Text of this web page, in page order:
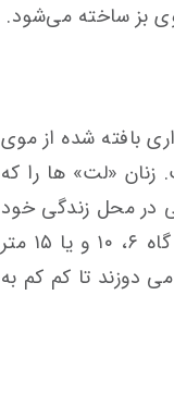
بز ساخته می‌شود.
بافته شده از موی
«لت» ها را که
در محل زندگی خود
می بافند. عرض بین ۴۰ تا ۶۰ سانتی متر است و طول آن گاه ۶، ۱۰ و یا ۱۵ متر
دوزند تا کم کم به